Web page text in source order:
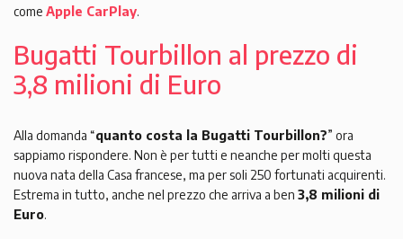
come Apple CarPlay.
Bugatti Tourbillon al prezzo di
3,8 milioni di Euro
Alla domanda “quanto costa la Bugatti Tourbillon?” ora
sappiamo rispondere. Non è per tutti e neanche per molti questa
nuova nata della Casa francese, ma per soli 250 fortunati acquirenti.
Estrema in tutto, anche nel prezzo che arriva a ben 3,8 milioni di
Euro.